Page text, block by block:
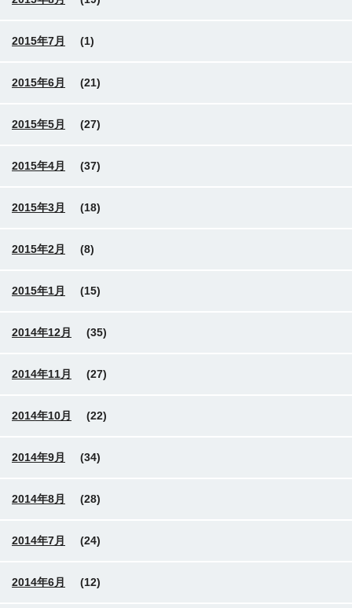
2015年7月 (1)
2015年6月 (21)
2015年5月 (27)
2015年4月 (37)
2015年3月 (18)
2015年2月 (8)
2015年1月 (15)
2014年12月 (35)
2014年11月 (27)
2014年10月 (22)
2014年9月 (34)
2014年8月 (28)
2014年7月 (24)
2014年6月 (12)